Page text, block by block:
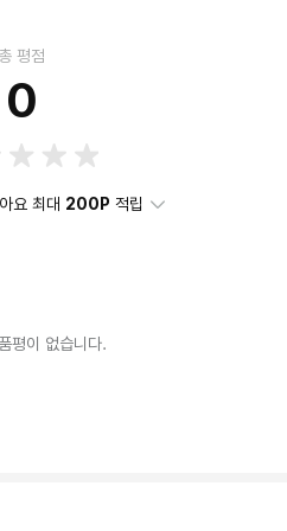
총 평점
0
아요 최대 200P 적립
평이 없습니다.